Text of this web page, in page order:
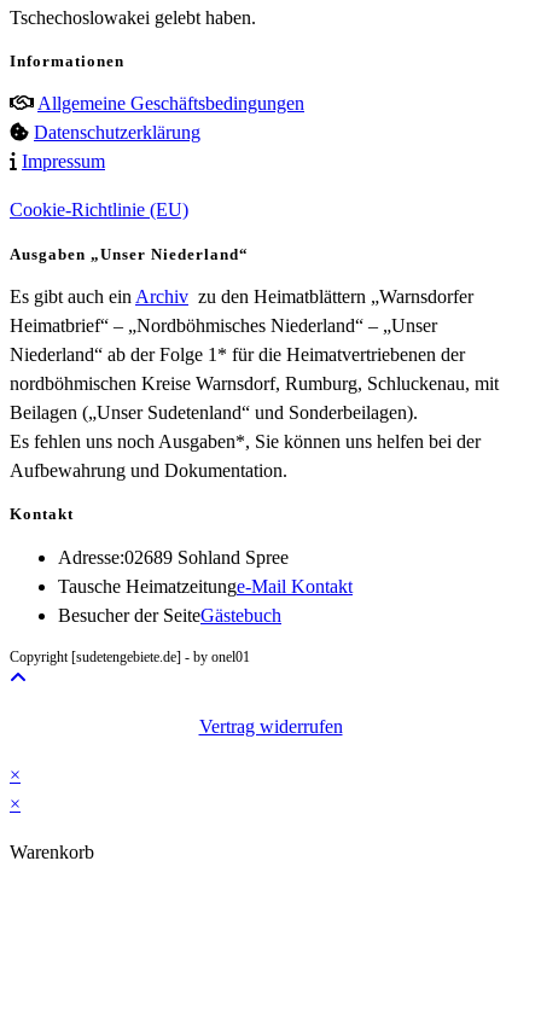
Tschechoslowakei gelebt haben.
Informationen
Allgemeine Geschäftsbedingungen
Datenschutzerklärung
Impressum
Cookie-Richtlinie (EU)
Ausgaben „Unser Niederland“
Es gibt auch ein Archiv zu den Heimatblättern „Warnsdorfer
Heimatbrief“ – „Nordböhmisches Niederland“ – „Unser
Niederland“ ab der Folge 1* für die Heimatvertriebenen der
nordböhmischen Kreise Warnsdorf, Rumburg, Schluckenau, mit
Beilagen („Unser Sudetenland“ und Sonderbeilagen).
Es fehlen uns noch Ausgaben*, Sie können uns helfen bei der
Aufbewahrung und Dokumentation.
Kontakt
Adresse:02689 Sohland Spree
Tausche Heimatzeitunge-Mail KontaktOpens
Besucher der SeiteGästebuch
Copyright [sudetengebiete.de] - by onel01
Vertrag widerrufen
×
×
Warenkorb